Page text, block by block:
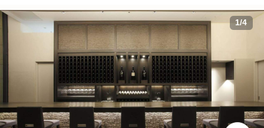
1/4